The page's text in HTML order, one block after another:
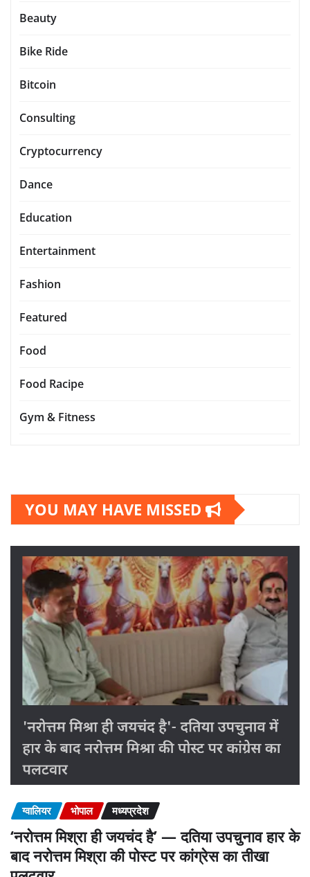
Beauty
Bike Ride
Bitcoin
Consulting
Cryptocurrency
Dance
Education
Entertainment
Fashion
Featured
Food
Food Racipe
Gym & Fitness
YOU MAY HAVE MISSED
ग्वालियर भोपाल मध्यप्रदेश
‘नरोत्तम मिश्रा ही जयचंद है’ — दतिया उपचुनाव हार के
बाद नरोत्तम मिश्रा की पोस्ट पर कांग्रेस का तीखा